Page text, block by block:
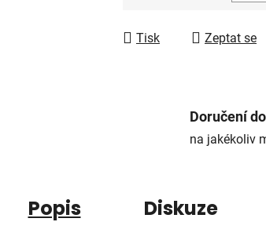
Tisk Zeptat se
Doručení
na jakékoliv
Popis Diskuze